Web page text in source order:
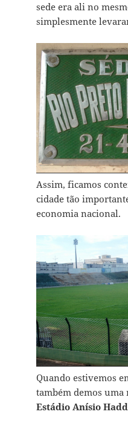
sede era ali no
simplesmente
Assim, ficamos
cidade tão
economia nacional.
Quando estivemos
também demos uma
Estádio Anísio